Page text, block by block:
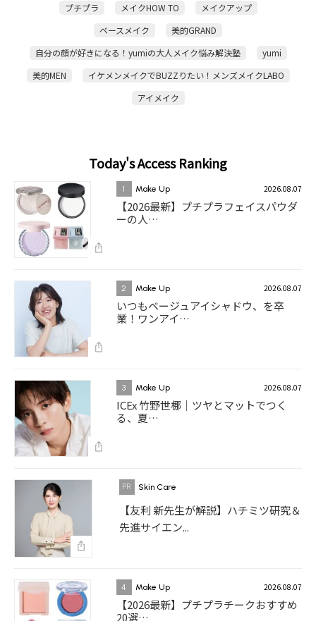
プチプラ メイクHOW TO
メイクアップ
ベースメイク
美的GRAND
自分の顔が好きになる！yumiの大人メイク悩み解決塾
yumi
美的MEN
イケメンメイクでBUZZりたい！メンズメイクLABO
アイメイク
Today's Access Ranking
1 Make Up 2026.08.07
【2026最新】プチプラフェイスパウダ
ーの人…
2 Make Up 2026.08.07
いつもベージュアイシャドウ、を卒
業！ワンアイ…
3 Make Up 2026.08.07
ICEx 竹野世梛｜ツヤとマットでつく
る、夏…
Skin Care
【友利 新先生が解説】ハチミツ研究＆
先進サイエン...
4 Make Up 2026.08.07
【2026最新】プチプラチークおすすめ
20選…